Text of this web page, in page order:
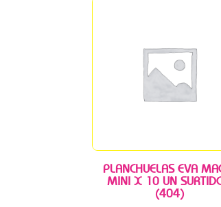
PLANCHUELAS EVA
MINI X 10 UN
(404)